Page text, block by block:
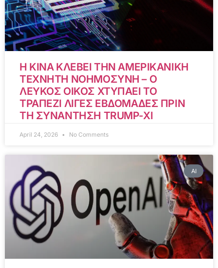
Η ΚΙΝΑ ΚΛΕΒΕΙ ΤΗΝ ΑΜΕΡΙΚΑΝΙΚΗ
ΤΕΧΝΗΤΗ ΝΟΗΜΟΣΥΝΗ – Ο
ΛΕΥΚΟΣ ΟΙΚΟΣ ΧΤΥΠΑΕΙ ΤΟ
ΤΡΑΠΕΖΙ ΛΙΓΕΣ ΕΒΔΟΜΑΔΕΣ ΠΡΙΝ
ΤΗ ΣΥΝΑΝΤΗΣΗ TRUMP-XI
April 24, 2026 No Comments
AI